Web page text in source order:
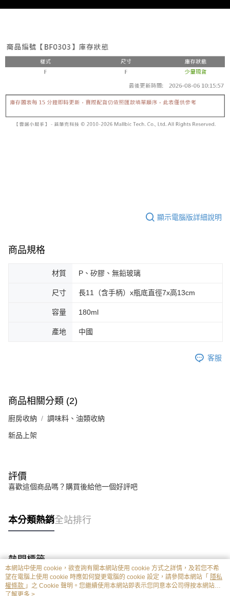
顯示電腦版詳細說明
商品規格
材質 P、矽膠、無鉛玻璃
尺寸 長11（含手柄）x瓶底直徑7x高13cm
容量 180ml
產地 中國
客服
商品相關分類 (2)
廚房收納 調味料、油類收納
新品上架
評價
喜歡這個商品嗎？購買後給他一個好評吧
本分類熱銷全站排行
熱門標籤
本網站中使用 cookie，欲查詢有關本網站使用 cookie 方式之詳情，及若您不希
望在電腦上使用 cookie 時應如何變更電腦的 cookie 設定，請參閱本網站「 隱私
權條款 」之 Cookie 聲明。您繼續使用本網站即表示您同意本公司得按本網站使
用條款之 Cookie 聲明使用 cookie。
了解更多 >